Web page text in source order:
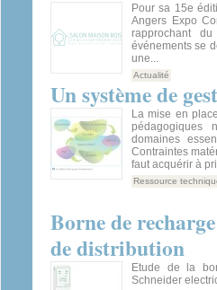
Pour sa 15e
Angers Expo
rapprochant
événements se
une...
Actualité
Un système de
La mise en
pédagogiques
domaines
Contraintes
faut acquérir à
Ressource
Borne de
de distribution
Etude de la
Schneider